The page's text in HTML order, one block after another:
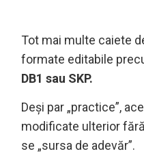
Tot mai multe caiete
formate editabile
DB1 sau SKP.
Deși par „practice”,
modificate ulterior
se „sursa de adevăr”.